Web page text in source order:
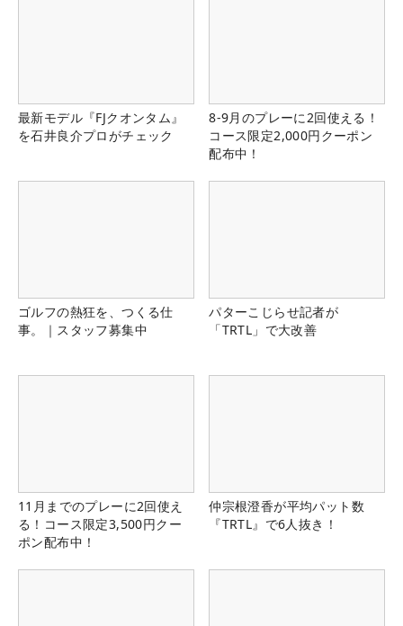
最新モデル『FJクオンタム』
を石井良介プロがチェック
8-9月のプレーに2回使える！
コース限定2,000円クーポン
配布中！
ゴルフの熱狂を、つくる仕
事。｜スタッフ募集中
パターこじらせ記者が
「TRTL」で大改善
11月までのプレーに2回使え
る！コース限定3,500円クー
ポン配布中！
仲宗根澄香が平均パット数
『TRTL』で6人抜き！